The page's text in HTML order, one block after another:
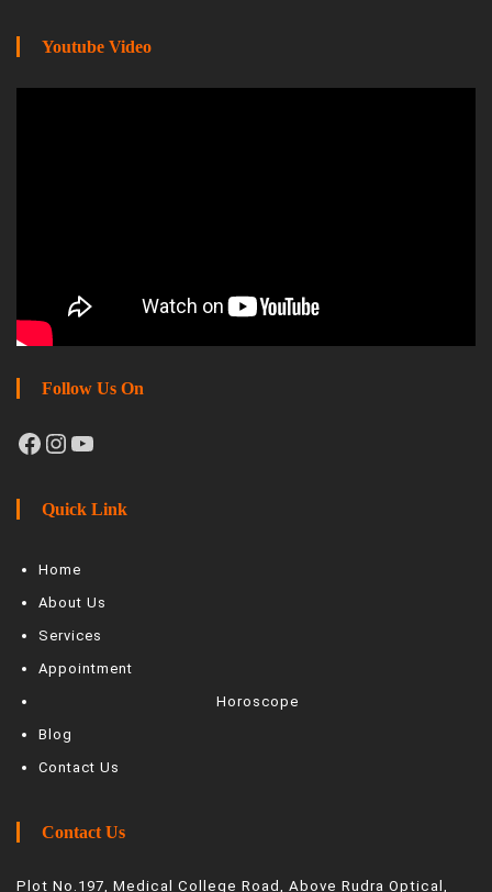
Youtube Video
Follow Us On
Facebook
Instagram
YouTube
Quick Link
Home
About Us
Services
Appointment
Horoscope
Blog
Contact Us
Contact Us
Plot No.197, Medical College Road, Above Rudra Optical,